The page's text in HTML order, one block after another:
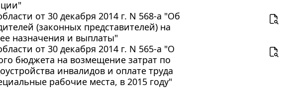
от 30 декабря 2014 г. N 568-а "Об
(законных представителей) на
назначения и выплаты"
от 30 декабря 2014 г. N 565-а "О
бюджета на возмещение затрат по
инвалидов и оплате труда
рабочие места, в 2015 году"